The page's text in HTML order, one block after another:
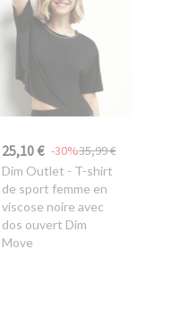
25,10 € 35,99 €
-30%
Dim Outlet - T-shirt
de sport femme en
viscose noire avec
dos ouvert Dim
Move